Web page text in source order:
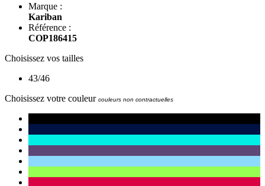
Marque :
Kariban
Référence :
COP186415
Choisissez vos tailles
43/46
Choisissez votre couleur couleurs non contractuelles